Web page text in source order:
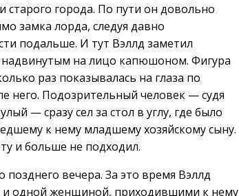
города. По пути он довольно
замка лорда, следуя давно
подальше. И тут Вэллд заметил
надвинутым на лицо капюшоном. Фигура
раз показывалась на глаза по
него. Подозрительный человек — судя
— сразу сел за стол в углу, где было
к нему младшему хозяйскому сыну.
и больше не подходил.
вечера. За это время Вэллд
и одной женщиной, приходившими к нему